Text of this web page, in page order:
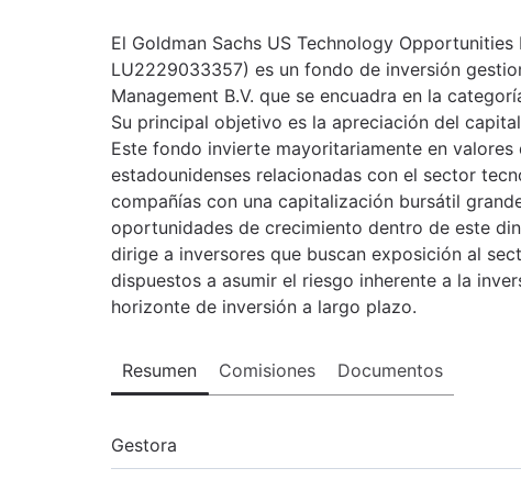
El Goldman Sachs US Technology
LU2229033357) es un fondo de inversión
Management B.V. que se encuadra en la
Su principal objetivo es la apreciación del
Este fondo invierte mayoritariamente en
estadounidenses relacionadas con el sector
compañías con una capitalización bursátil
oportunidades de crecimiento dentro de este
dirige a inversores que buscan exposición al
dispuestos a asumir el riesgo inherente a la
horizonte de inversión a largo plazo.
Resumen Comisiones Documentos
Gestora